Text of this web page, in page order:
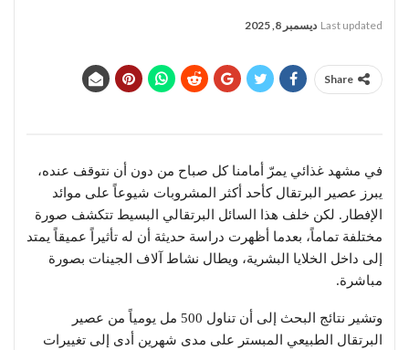
Last updated ديسمبر 8, 2025
Share
في مشهد غذائي يمرّ أمامنا كل صباح من دون أن نتوقف عنده،
يبرز عصير البرتقال كأحد أكثر المشروبات شيوعاً على موائد
الإفطار. لكن خلف هذا السائل البرتقالي البسيط تتكشف صورة
مختلفة تماماً، بعدما أظهرت دراسة حديثة أن له تأثيراً عميقاً يمتد
إلى داخل الخلايا البشرية، ويطال نشاط آلاف الجينات بصورة
مباشرة.
وتشير نتائج البحث إلى أن تناول 500 مل يومياً من عصير
البرتقال الطبيعي المبستر على مدى شهرين أدى إلى تغييرات